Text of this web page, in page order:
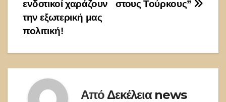
στους Τούρκους”
ενδοτικοί χαράζουν
την εξωτερική μας
πολιτική!
Από Δεκέλεια news